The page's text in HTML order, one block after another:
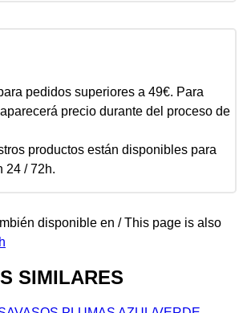
pedidos superiores a 49€. Para
precio durante del proceso de
productos están disponibles para
24 / 72h.
disponible en / This page is also
SIMILARES